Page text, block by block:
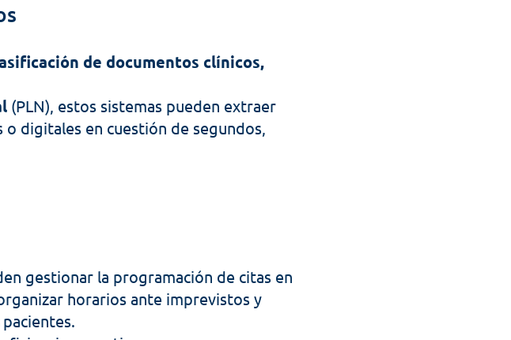
de documentos clínicos,
(PLN), estos sistemas pueden extraer
digitales en cuestión de segundos,
gestionar la programación de citas en
horarios ante imprevistos y